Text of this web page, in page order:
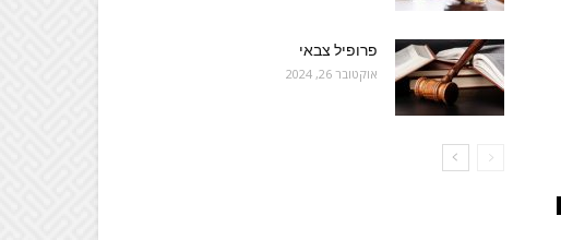
פרופיל צבאי
אוקטובר 26, 2024